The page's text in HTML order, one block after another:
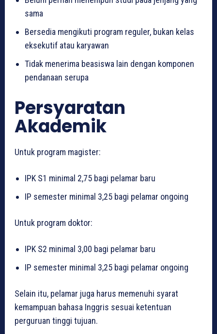
sama
Bersedia mengikuti program reguler, bukan kelas
eksekutif atau karyawan
Tidak menerima beasiswa lain dengan komponen
pendanaan serupa
Persyaratan
Akademik
Untuk program magister:
IPK S1 minimal 2,75 bagi pelamar baru
IP semester minimal 3,25 bagi pelamar ongoing
Untuk program doktor:
IPK S2 minimal 3,00 bagi pelamar baru
IP semester minimal 3,25 bagi pelamar ongoing
Selain itu, pelamar juga harus memenuhi syarat
kemampuan bahasa Inggris sesuai ketentuan
perguruan tinggi tujuan.